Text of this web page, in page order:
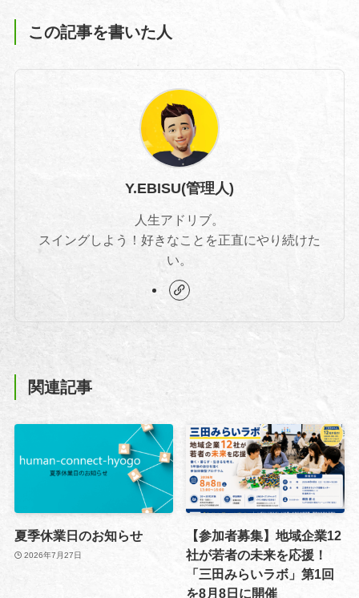
この記事を書いた人
Y.EBISU(管理人)
人生アドリブ。
スイングしよう！好きなことを正直にやり続けた
い。
関連記事
夏季休業日のお知らせ
2026年7月27日
【参加者募集】地域企業12
社が若者の未来を応援！
「三田みらいラボ」第1回
を8月8日に開催